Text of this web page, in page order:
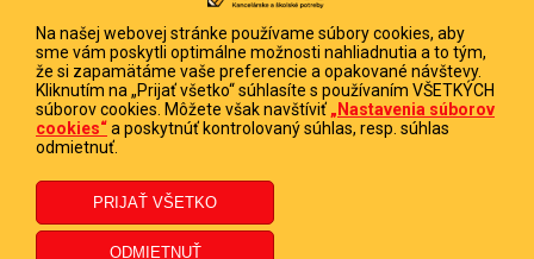
Odstúpenie od zmluvy
Poučenie o odstúpení od zmluvy
FIRMA
PAPYRUS POPRAD, s.r.o.
DIČ 2020513880
IČ DPH SK2020513880
Na našej webovej stránke používame súbory cookies, aby
sme vám poskytli optimálne možnosti nahliadnutia a to tým,
že si zapamätáme vaše preferencie a opakované návštevy.
Kliknutím na „Prijať všetko“ súhlasíte s používaním VŠETKÝCH
súborov cookies. Môžete však navštíviť „Nastavenia súborov
cookies“a poskytnúť kontrolovaný súhlas, resp. súhlas
odmietnuť.